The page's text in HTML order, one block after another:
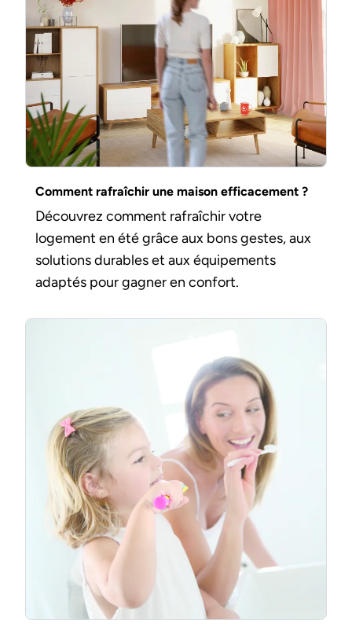
Comment rafraîchir une maison efficacement ?
Découvrez comment rafraîchir votre
logement en été grâce aux bons gestes, aux
solutions durables et aux équipements
adaptés pour gagner en confort.